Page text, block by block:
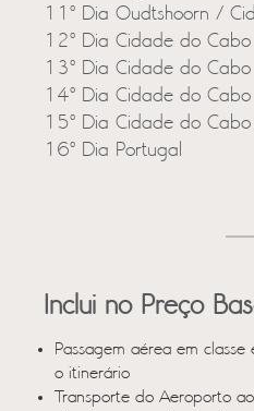
11º Dia Oudtshoorn /
12º Dia Cidade do Cabo
13º Dia Cidade do Cabo
14º Dia Cidade do Cabo
15º Dia Cidade do
16º Dia Portugal
Inclui no Preço
Passagem aérea em
o itinerário
Transporte do Aeroporto